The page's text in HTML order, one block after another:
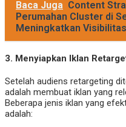
Baca Juga Content
Perumahan Cluster di
Meningkatkan
3. Menyiapkan Iklan
Setelah audiens retargeting
adalah membuat iklan yang
Beberapa jenis iklan yang
adalah: